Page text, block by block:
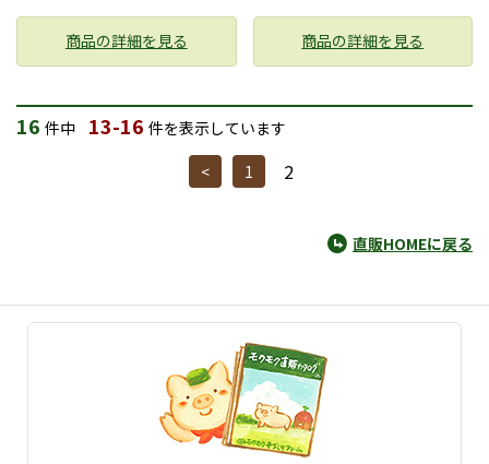
商品の詳細を見る 商品の詳細を見る
16 件中 13-16 件を表示しています
<
1 2
直販HOMEに戻る